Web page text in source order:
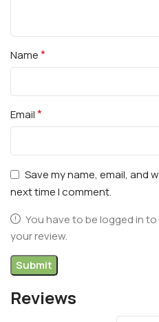
Reviews
Name*
Email*
Save my name, email, and
next time I comment.
You have to be logged in
your review.